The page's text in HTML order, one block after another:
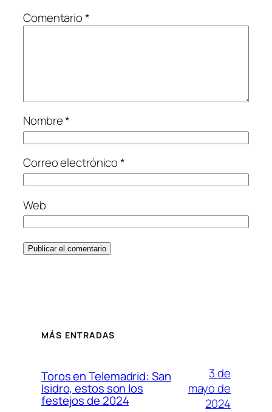
Comentario*
Nombre*
Correo electrónico*
Web
MÁS ENTRADAS
Toros en Telemadrid: San
Isidro, estos son los
festejos de 2024
3 de
mayo de
2024